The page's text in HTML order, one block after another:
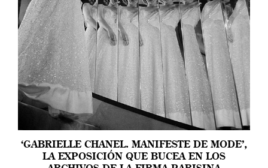
‘GABRIELLE CHANEL. MANIFESTE DE MODE’,
LA EXPOSICIÓN QUE BUCEA EN LOS